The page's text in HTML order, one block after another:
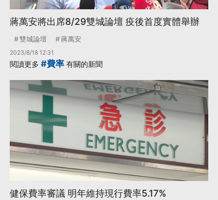
蔣萬安將出席8/29雙城論壇 疫後首度實體舉辦
雙城論壇 蔣萬安
2023/8/18 12:31
閱讀更多 #費率 有關的新聞
健保費率審議 明年維持現行費率5.17%